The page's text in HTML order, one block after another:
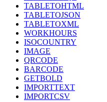
TABLETOHTML
TABLETOJSON
TABLETOXML
WORKHOURS
ISOCOUNTRY
IMAGE
QRCODE
BARCODE
GETBOLD
IMPORTTEXT
IMPORTCSV